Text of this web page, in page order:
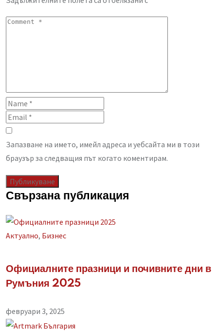
Запазване на името, имейл адреса и уебсайта ми в този
браузър за следващия път когато коментирам.
Свързана публикация
Aктуално, Бизнес
Официалните празници и почивните дни в
Румъния 2025
февруари 3, 2025